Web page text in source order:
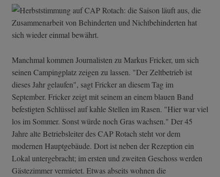
Manchmal kommen Journalisten zu Markus Fricker, um sich
seinen Campingplatz zeigen zu lassen. "Der Zeltbetrieb ist
dieses Jahr gelaufen", sagt Fricker an diesem Tag im
September. Fricker zeigt mit seinem an einem blauen Band
befestigten Schlüssel auf kahle Stellen im Rasen. "Hier war viel
los im Sommer. Sonst würde noch Gras wachsen." Der 45
Jahre alte Betriebsleiter des CAP Rotach steht vor dem
modernen Hauptgebäude. Dort ist neben der Rezeption ein
Lokal untergebracht; im ersten und zweiten Geschoss werden
Gästezimmer vermietet. Etwas abseits wohnen die